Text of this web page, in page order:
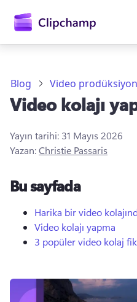
Oturum açın
Ücretsiz deneyin
Blog Video
Video kolajı
Yayın tarihi: 31 Mayıs 2026
Yazan:Christie Passaris
Bu sayfada
Harika bir video
Video kolajı yapma
3 popüler video kolaj